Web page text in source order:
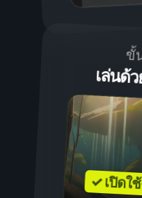
ขั้
เล่นด้
✓ เปิดใ